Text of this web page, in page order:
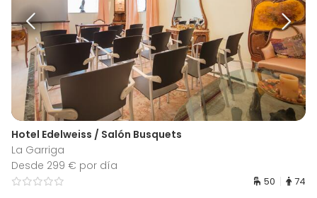
Hotel Edelweiss / Salón Busquets
La Garriga
Desde 299 € por día
50 74